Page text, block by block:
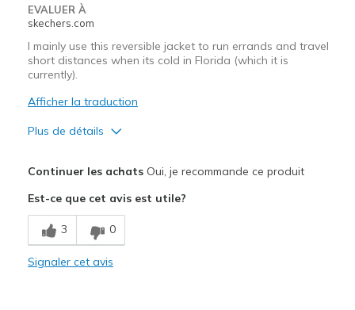
EVALUER À
skechers.com
I mainly use this reversible jacket to run errands and travel
short distances when its cold in Florida (which it is
currently).
Afficher la traduction
Plus de détails
Comfortable
Les meilleures utilisations
Casual Wear
Continuer les achatsOui, je recommande ce produit
Est-ce que cet avis est utile?
3 0
Signaler cet avis